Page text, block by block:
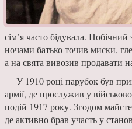
сім’я часто бідувала. Побічний
ночами батько точив миски,
а на свята вивозив продавати
У 1910 році парубок був
армії, де прослужив у
подій 1917 року. Згодом
де активно брав участь у